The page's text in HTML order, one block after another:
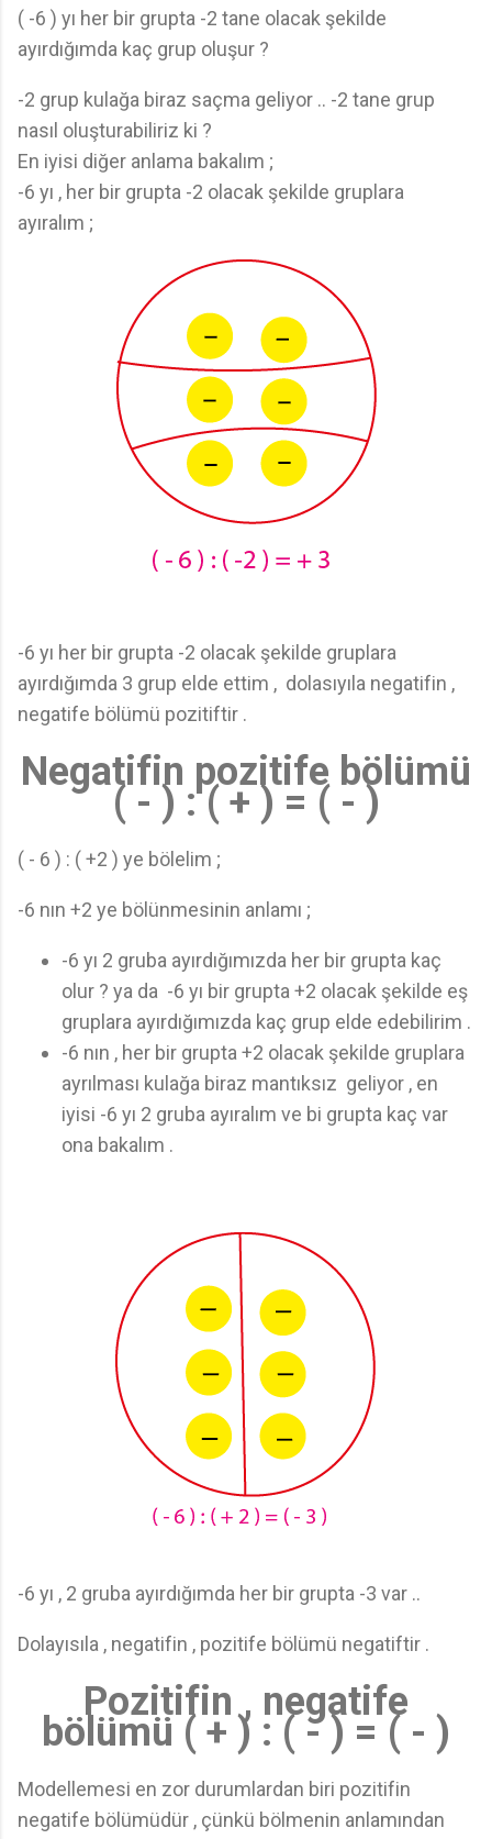
( -6 ) yı her bir grupta -2 tane olacak şekilde
ayırdığımda kaç grup oluşur ?
-2 grup kulağa biraz saçma geliyor .. -2 tane grup
nasıl oluşturabiliriz ki ?
En iyisi diğer anlama bakalım ;
-6 yı , her bir grupta -2 olacak şekilde gruplara
ayıralım ;
-6 yı her bir grupta -2 olacak şekilde gruplara
ayırdığımda 3 grup elde ettim , dolasıyıla negatifin ,
negatife bölümü pozitiftir .
Negatifin pozitife bölümü
( - ) : ( + ) = ( - )
( - 6 ) : ( +2 ) ye bölelim ;
-6 nın +2 ye bölünmesinin anlamı ;
-6 yı 2 gruba ayırdığımızda her bir grupta kaç
olur ? ya da -6 yı bir grupta +2 olacak şekilde eş
gruplara ayırdığımızda kaç grup elde edebilirim .
-6 nın , her bir grupta +2 olacak şekilde gruplara
ayrılması kulağa biraz mantıksız geliyor , en
iyisi -6 yı 2 gruba ayıralım ve bi grupta kaç var
ona bakalım .
-6 yı , 2 gruba ayırdığımda her bir grupta -3 var ..
Dolayısıla , negatifin , pozitife bölümü negatiftir .
Pozitifin , negatife
bölümü ( + ) : ( - ) = ( - )
Modellemesi en zor durumlardan biri pozitifin
negatife bölümüdür , çünkü bölmenin anlamından